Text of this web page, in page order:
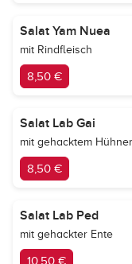
Salat Yam Nuea
mit Rindfleisch
8,50 €
Salat Lab Gai
mit gehacktem
8,50 €
Salat Lab Ped
mit gehackter Ente
10,50 €